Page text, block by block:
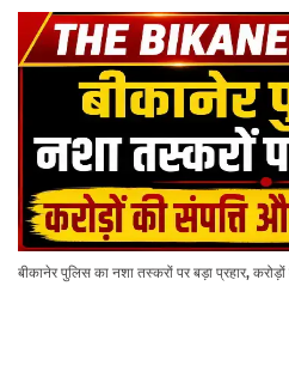
बीकानेर पुलिस का नशा तस्करों पर बड़ा प्रहार,